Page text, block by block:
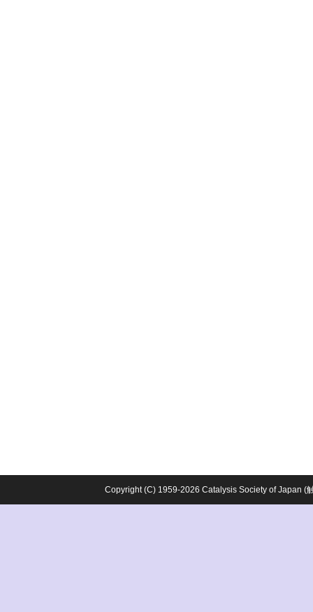
Copyright (C) 1959-2026 Catalysis Society of Japan (